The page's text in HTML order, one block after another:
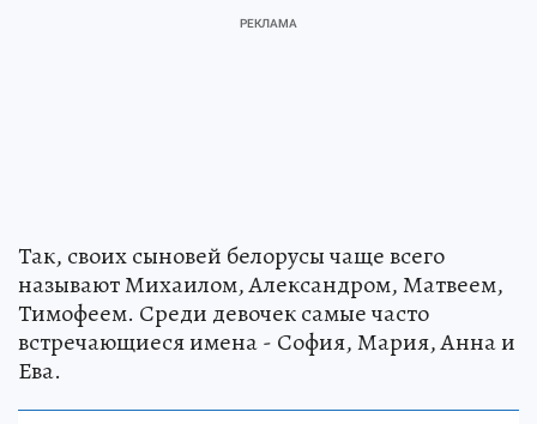
Так, своих сыновей белорусы чаще всего
называют Михаилом, Александром, Матвеем,
Тимофеем. Среди девочек самые часто
встречающиеся имена - София, Мария, Анна и
Ева.